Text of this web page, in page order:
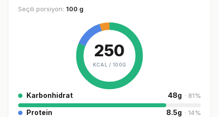
Seçili porsiyon: 100 g
250
KCAL / 100G
Karbonhidrat 48g · 81%
Protein 8.5g · 14%